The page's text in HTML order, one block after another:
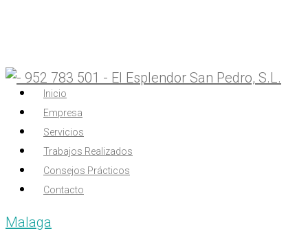
Inicio
Empresa
Servicios
Trabajos Realizados
Consejos Prácticos
Contacto
Malaga